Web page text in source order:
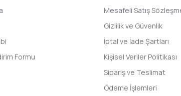
Formu
Mesafeli Satış
Gizlilik ve Güvenlik
İptal ve İade Şartları
Kişisel Veriler Politikası
Sipariş ve Teslimat
Ödeme İşlemleri